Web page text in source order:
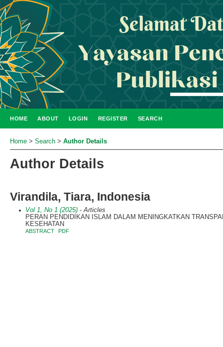
HOME ABOUT LOGIN REGISTER SEARCH
Home > Search > Author Details
Author Details
Virandila, Tiara, Indonesia
Vol 1, No 1 (2025) - Articles
PERAN PENDIDIKAN ISLAM DALAM MENINGKATKAN
KESEHATAN
ABSTRACT PDF